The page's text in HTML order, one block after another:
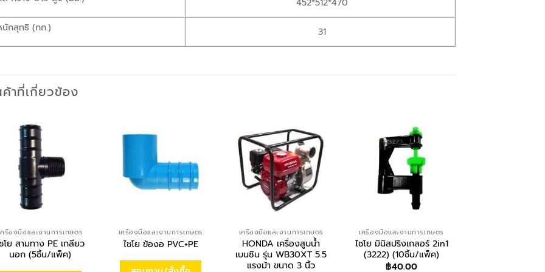
นักสุทธิ (กก.)
31
าที่เกี่ยวข้อง
ครื่องมือและงานการเกษตร
โย สามทาง PE เกลียว
นอก (5ชิ้น/แพ็ค)
เครื่องมือและงานการเกษตร
ไชโย ข้องอ PVC+PE
เครื่องมือและงานการเกษตร
HONDA เครื่องสูบน้ำ
เบนซิน รุ่น WB30XT 5.5
แรงม้า ขนาด 3 นิ้ว
เครื่องมือและงานการเกษตร
ไชโย มินิสปริงเกลอร์ 2in1
(3222) (10ชิ้น/แพ็ค)
฿40.00